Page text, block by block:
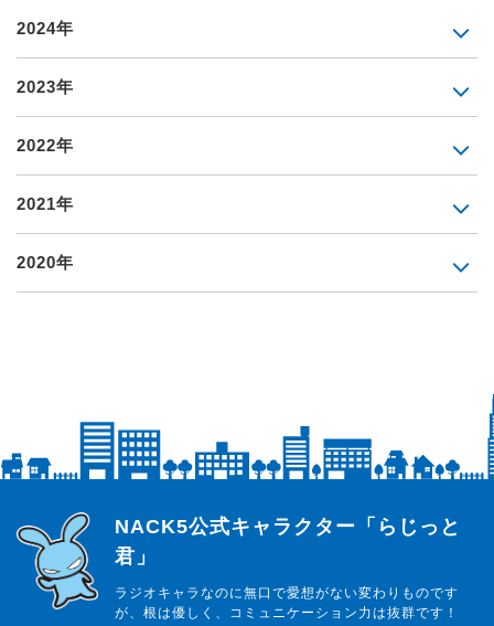
2024年
2023年
2022年
2021年
2020年
らじっと君
NACK5公式キャラクター「らじっと
君」
ラジオキャラなのに無口で愛想がない変わりものです
が、根は優しく、コミュニケーション力は抜群です！